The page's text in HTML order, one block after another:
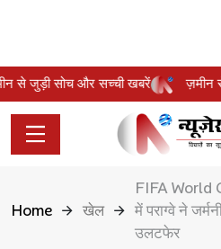
से जुड़ी सोच और सच्ची खबरें
Home खेल
FIFA World
में पराग्वे ने
उलटफेर